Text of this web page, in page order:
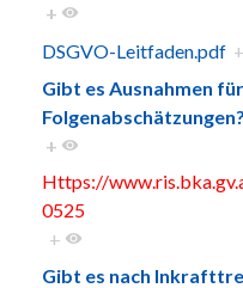
+
DSGVO-Leitfaden.pdf +
Gibt es Ausnahmen
Folgenabschätzungen?
+
Https://
0525
+
Gibt es nach